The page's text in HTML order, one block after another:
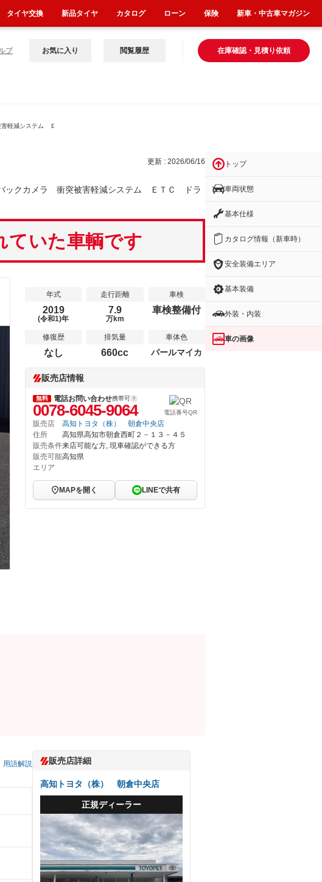
プ 在庫確認・見積り依頼
お気に入り 閲覧履歴
軽減システム Ｅ
更新 : 2026/06/16
クカメラ 衝突被害軽減システム ＥＴＣ ドラ
ていた車輌です
年式
2019
(令和1)年
走行距離
7.9
万km
車検
車検整備付
修復歴
なし
排気量
660cc
車体色
パールマイカ
販売店情報
無料 電話お問い合わせ携帯可
0078-6045-9064 電話番号QR
販売店
高知トヨタ（株） 朝倉中央店
住所
高知県高知市朝倉西町２－１３－４５
販売条件来店可能な方, 現車確認ができる方
販売可能
エリア
高知県
MAPを開く LINEで共有
用語解説 販売店詳細
高知トヨタ（株） 朝倉中央店
正規ディーラー
トップ
車両状態
基本仕様
カタログ情報（新車時）
安全装備エリア
基本装備
外装・内装
車の画像
タイヤ交換 新品タイヤ カタログ ローン 保険 新車・中古車マガジン